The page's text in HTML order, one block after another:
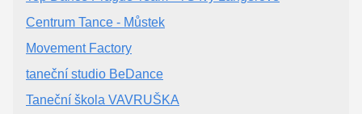
Centrum Tance - Můstek
Movement Factory
taneční studio BeDance
Taneční škola VAVRUŠKA